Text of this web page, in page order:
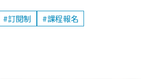
#訂閱制
#課程報名